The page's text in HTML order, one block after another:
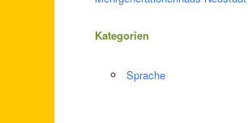
Kategorien
Sprache